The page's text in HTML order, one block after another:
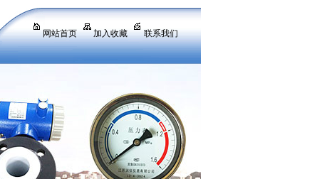
网站首页 加入收藏 联系我们